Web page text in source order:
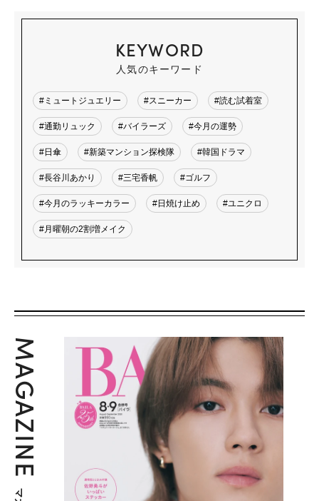
KEYWORD
人気のキーワード
#ミュートジュエリー #スニーカー #読む試着室
#通勤リュック #バイラーズ #今月の運勢
#日傘 #新築マンション探検隊 #韓国ドラマ
#長谷川あかり #三宅香帆 #ゴルフ
#今月のラッキーカラー #日焼け止め #ユニクロ
#月曜朝の2割増メイク
MAGAZINE